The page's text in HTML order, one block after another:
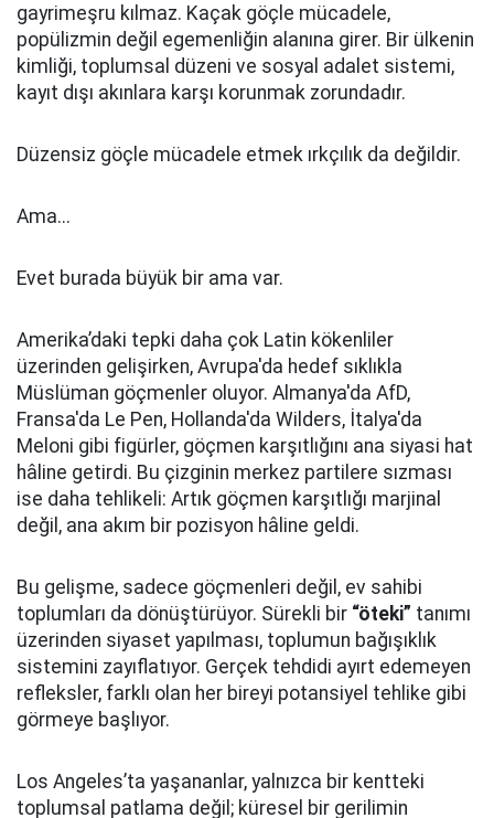
gayrimeşru kılmaz. Kaçak göçle mücadele,
popülizmin değil egemenliğin alanına girer. Bir ülkenin
kimliği, toplumsal düzeni ve sosyal adalet sistemi,
kayıt dışı akınlara karşı korunmak zorundadır.
Düzensiz göçle mücadele etmek ırkçılık da değildir.
Ama...
Evet burada büyük bir ama var.
Amerika’daki tepki daha çok Latin kökenliler
üzerinden gelişirken, Avrupa'da hedef sıklıkla
Müslüman göçmenler oluyor. Almanya'da AfD,
Fransa'da Le Pen, Hollanda'da Wilders, İtalya'da
Meloni gibi figürler, göçmen karşıtlığını ana siyasi hat
hâline getirdi. Bu çizginin merkez partilere sızması
ise daha tehlikeli: Artık göçmen karşıtlığı marjinal
değil, ana akım bir pozisyon hâline geldi.
Bu gelişme, sadece göçmenleri değil, ev sahibi
toplumları da dönüştürüyor. Sürekli bir “öteki” tanımı
üzerinden siyaset yapılması, toplumun bağışıklık
sistemini zayıflatıyor. Gerçek tehdidi ayırt edemeyen
refleksler, farklı olan her bireyi potansiyel tehlike gibi
görmeye başlıyor.
Los Angeles’ta yaşananlar, yalnızca bir kentteki
toplumsal patlama değil; küresel bir gerilimin